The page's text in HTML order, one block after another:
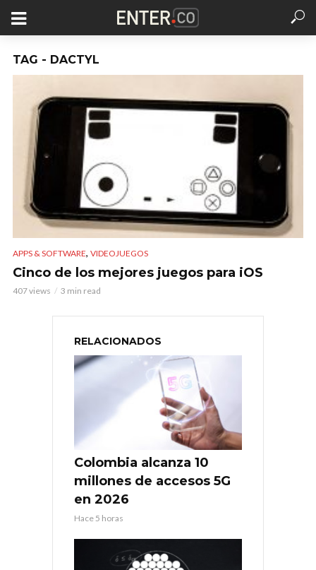
TAG - DACTYL
APPS & SOFTWARE, VIDEOJUEGOS
Cinco de los mejores juegos para iOS
407 views 3 min read
RELACIONADOS
Colombia alcanza 10
millones de accesos 5G
en 2026
Hace 5 horas